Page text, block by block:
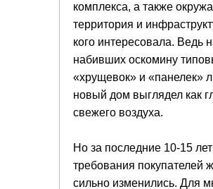
комплекса, а также
территория и
кого интересовала. Ведь
набивших оскомину
«хрущевок» и «панелек»
новый дом выглядел как
свежего воздуха.
Но за последние 10-15
требования покупателей
сильно изменились. Для